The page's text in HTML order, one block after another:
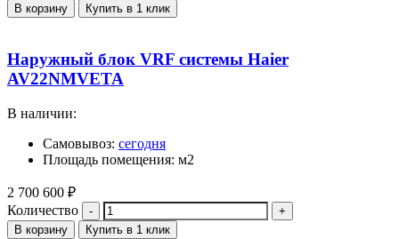
В корзину Купить в 1 клик
Наружный блок VRF системы Haier
AV22NMVETA
В наличии:
Самовывоз: сегодня
Площадь помещения: м2
2 700 600 ₽
Количество
В корзину Купить в 1 клик